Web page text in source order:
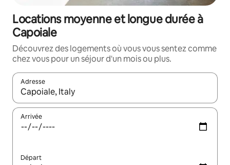
Locations moyenne et longue durée à
Capoiale
Découvrez des logements où vous vous sentez comme
chez vous pour un séjour d'un mois ou plus.
Adresse
Lorsque les résultats s'affichent, utilisez les flèches vers le
Arrivée
Départ